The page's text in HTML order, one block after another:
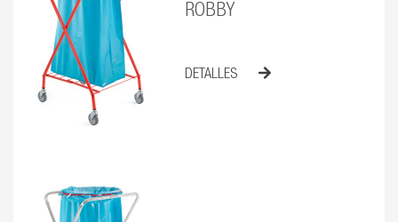
ROBBY
DETALLES